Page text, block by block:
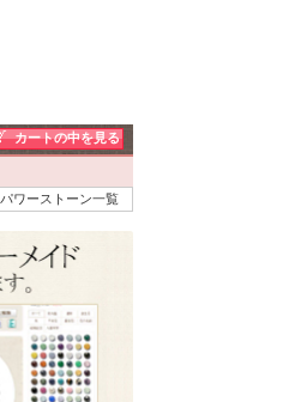
カートの中を見る
パワーストーン一覧